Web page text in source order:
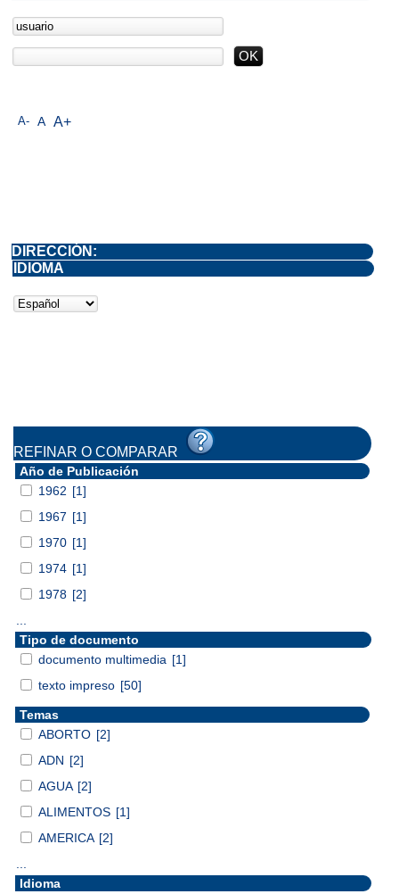
A- A A+
DIRECCIÓN:
IDIOMA
REFINAR O COMPARAR
Año de Publicación
1962 [1]
1967 [1]
1970 [1]
1974 [1]
1978 [2]
Tipo de documento
documento multimedia [1]
texto impreso [50]
Temas
ABORTO [2]
ADN [2]
AGUA [2]
ALIMENTOS [1]
AMERICA [2]
Idioma